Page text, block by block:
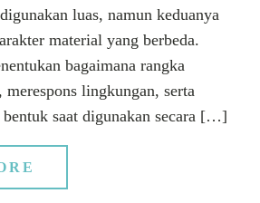
luas, namun keduanya
material yang berbeda.
bagaimana rangka
merespons lingkungan, serta
bentuk saat digunakan secara […]